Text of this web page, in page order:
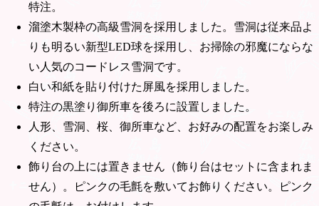
特注。
溜塗木製枠の高級雪洞を採用しました。雪洞は従来品よ
りも明るい新型LED球を採用し、お掃除の邪魔にならな
い人気のコードレス雪洞です。
白い和紙を貼り付けた屏風を採用しました。
特注の黒塗り御所車を後ろに設置しました。
人形、雪洞、桜、御所車など、お好みの配置をお楽しみ
ください。
飾り台の上には置きません（飾り台はセットに含まれま
せん）。ピンクの毛氈を敷いてお飾りください。ピンク